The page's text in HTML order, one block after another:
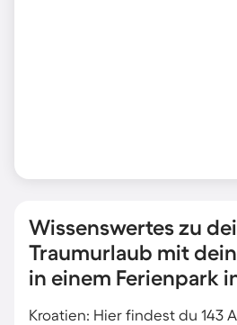
Wissenswertes zu
Traumurlaub mit
in einem Ferienpark
Kroatien: Hier findest du 143